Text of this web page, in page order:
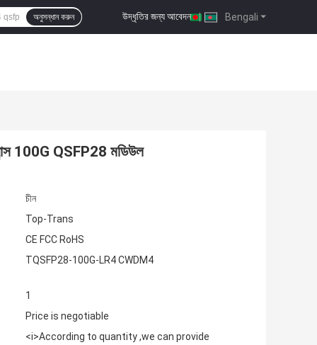
Bengali
উদ্ধৃতির জন্য আবেদন |
অনুসন্ধান করুন
100G QSFP28 মডিউল
চীন
Top-Trans
CE FCC RoHS
TQSFP28-100G-LR4 CWDM4
1
Price is negotiable
<i>According to quantity ,we can provide